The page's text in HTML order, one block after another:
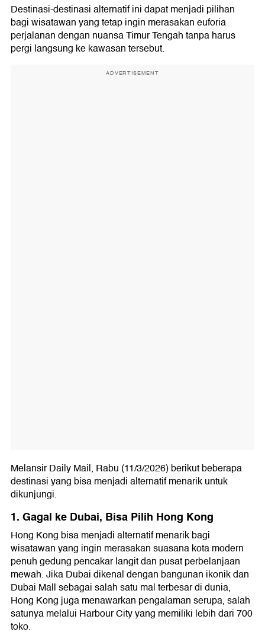
Destinasi-destinasi alternatif ini dapat menjadi pilihan
bagi wisatawan yang tetap ingin merasakan euforia
perjalanan dengan nuansa Timur Tengah tanpa harus
pergi langsung ke kawasan tersebut.
ADVERTISEMENT
Melansir Daily Mail, Rabu (11/3/2026) berikut beberapa
destinasi yang bisa menjadi alternatif menarik untuk
dikunjungi.
1. Gagal ke Dubai, Bisa Pilih Hong Kong
Hong Kong bisa menjadi alternatif menarik bagi
wisatawan yang ingin merasakan suasana kota modern
penuh gedung pencakar langit dan pusat perbelanjaan
mewah. Jika Dubai dikenal dengan bangunan ikonik dan
Dubai Mall sebagai salah satu mal terbesar di dunia,
Hong Kong juga menawarkan pengalaman serupa, salah
satunya melalui Harbour City yang memiliki lebih dari 700
toko.